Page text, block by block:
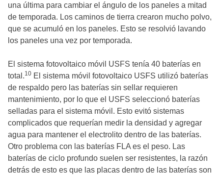
una última para cambiar el ángulo de los paneles a mitad
de temporada. Los caminos de tierra crearon mucho polvo,
que se acumuló en los paneles. Esto se resolvió lavando
los paneles una vez por temporada.
El sistema fotovoltaico móvil USFS tenía 40 baterías en
total.10 El sistema móvil fotovoltaico USFS utilizó baterías
de respaldo pero las baterías sin sellar requieren
mantenimiento, por lo que el USFS seleccionó baterías
selladas para el sistema móvil. Esto evitó sistemas
complicados que requerían medir la densidad y agregar
agua para mantener el electrolito dentro de las baterías.
Otro problema con las baterías FLA es el peso. Las
baterías de ciclo profundo suelen ser resistentes, la razón
detrás de esto es que las placas dentro de las baterías son